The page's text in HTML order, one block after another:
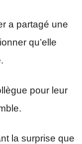
a partagé une
qu’elle
pour leur
la surprise que